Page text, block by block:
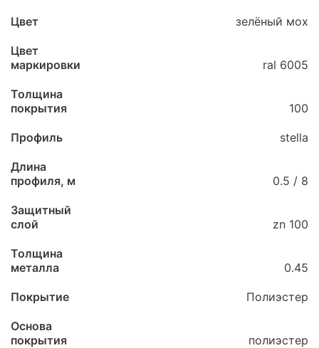
Цвет зелёный мох
Цвет
маркировки
ral 6005
Толщина
покрытия
100
Профиль stella
Длина
профиля, м
0.5 / 8
Защитный
слой
zn 100
Толщина
металла
0.45
Покрытие Полиэстер
Основа
покрытия
полиэстер